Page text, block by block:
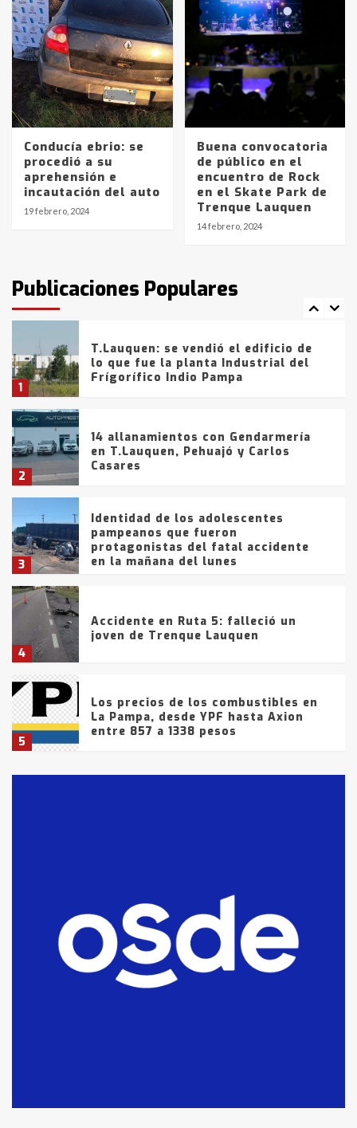
Conducía ebrio: se
procedió a su
aprehensión e
incautación del auto
19 febrero, 2024
Buena convocatoria
de público en el
encuentro de Rock
en el Skate Park de
Trenque Lauquen
14 febrero, 2024
Publicaciones Populares
4
joven de Trenque Lauquen
5
Los precios de los combustibles en
La Pampa, desde YPF hasta Axion
entre 857 a 1338 pesos
6
La Bolsa de Cereales de Bahía
Blanca anticipa que Agosto vendrá
con lluvias y heladas, en gran parte
fueron detenidos por
comercialización de drogas en la
tarde del sábado
1
T.Lauquen: se vendió el edificio de
lo que fue la planta Industrial del
Frígorífico Indio Pampa
2
14 allanamientos con Gendarmería
en T.Lauquen, Pehuajó y Carlos
Casares
3
Identidad de los adolescentes
pampeanos que fueron
protagonistas del fatal accidente
en la mañana del lunes
4
Accidente en Ruta 5: falleció un
joven de Trenque Lauquen
5
Los precios de los combustibles en
La Pampa, desde YPF hasta Axion
entre 857 a 1338 pesos
fueron detenidos por
comercialización de drogas en la
tarde del sábado
T.Lauquen: se vendió el edificio de
lo que fue la planta Industrial del